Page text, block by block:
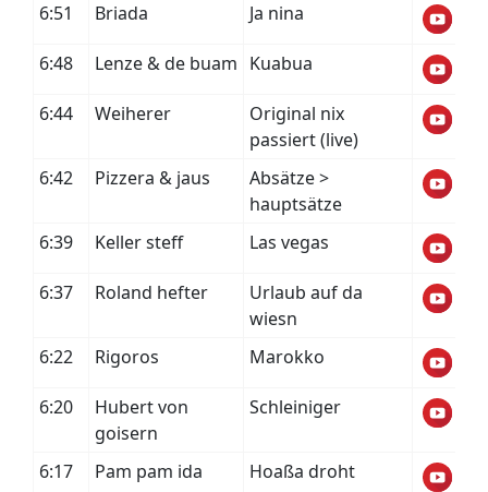
6:51 Briada Ja nina
6:48 Lenze & de buam Kuabua
6:44 Weiherer
Original nix
passiert (live)
6:42
Pizzera & jaus
Absätze >
hauptsätze
6:39
Keller steff Las vegas
6:37 Roland hefter
Urlaub auf da
wiesn
6:22
Rigoros Marokko
6:20
Hubert von
goisern
Schleiniger
6:17 Pam pam ida Hoaßa droht